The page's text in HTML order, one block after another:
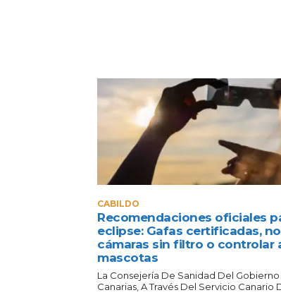
CABILDO
Recomendaciones oficiales
eclipse: Gafas certificadas,
cámaras sin filtro o controlar
mascotas
La Consejería De Sanidad Del
Canarias, A Través Del Servicio Canario